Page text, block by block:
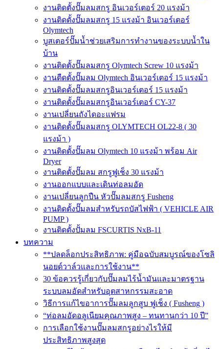
งานติดตั้งปั๊มลมสกรู อินเวอร์เตอร์ 20 แรงม้า
งานติดตั้งปั๊มลมสกรู 15 แรงม้า อินเวอร์เตอร์
Olymtech
บูสเตอร์ปั๊มน้ำช่วยเสริมการทำงานของระบบน้ำใน
บ้าน
งานติดตั้งปั๊มลมสกรู Olymtech Screw 10 แรงม้า
งานตืดตั้งปั๊มลม Olymtech อินเวอร์เตอร์ 15 แรงม้า
งานติดตั้งปั๊มลมสกรูอินเวอร์เตอร์ 15 แรงม้า
งานติดตั้งปั๊มลมสกรูอินเวอร์เตอร์ CY-37
งานเปลี่ยนถังไดอะแฟรม
งานติดตั้งปั๊มลมสกรู OLYMTECH OL22-8 ( 30
แรงม้า )
งานติดตั้งปั๊มลม Olymtech 10 แรงม้า พร้อม Air
Dryer
งานติดตั้งปั๊มลม สกรูฟูเช็ง 30 แรงม้า
งานออกแบบและเดินท่อลมอัด
งานเปลี่ยนลูกปืน หัวปั๊มลมสกรู Fusheng
งานติดตั้งปั๊มลมสำหรับรถบัสไฟฟ้า ( VEHICLE AIR
PUMP )
งานติดตั้งปั้มลม FSCURTIS NxB-11
บทความ
**ปลดล็อกประสิทธิภาพ: คู่มือฉบับสมบูรณ์ของโซลิ
นอยด์วาล์วและการใช้งาน**
30 ข้อควรรู้เกี่ยวกับปั๊มลมไร้น้ำมันและมาตรฐาน
ระบบลมอัดสำหรับอุตสาหกรรมสะอาด
วิธีการแก้ไขอาการปั๊มลมลูกสูบ ฟูเช็ง ( Fusheng )
“ท่อลมอัดอลูเนียมคุณภาพสูง – ทนทานกว่า 10 ปี”
การเลือกใช้งานปั๊มลมสกรูอย่างไรให้มี
ประสิทธิภาพสูงสุด